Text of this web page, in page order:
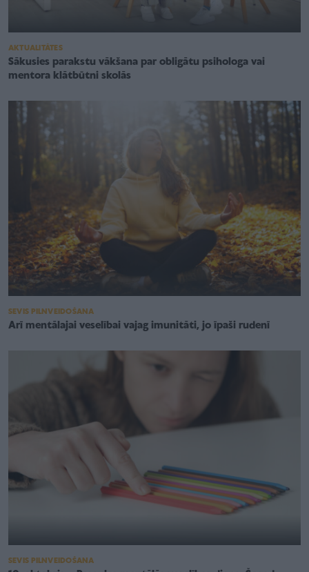
AKTUALITĀTES
Sākusies parakstu vākšana par obligātu psihologa vai
mentora klātbūtni skolās
SEVIS PILNVEIDOŠANA
Arī mentālajai veselībai vajag imunitāti, jo īpaši rudenī
SEVIS PILNVEIDOŠANA